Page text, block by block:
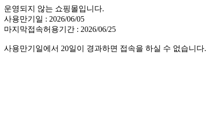
운영되지 않는 쇼핑몰입니다.
사용만기일 : 2026/06/05
마지막접속허용기간 : 2026/06/25
사용만기일에서 20일이 경과하면 접속을 하실 수 없습니다.